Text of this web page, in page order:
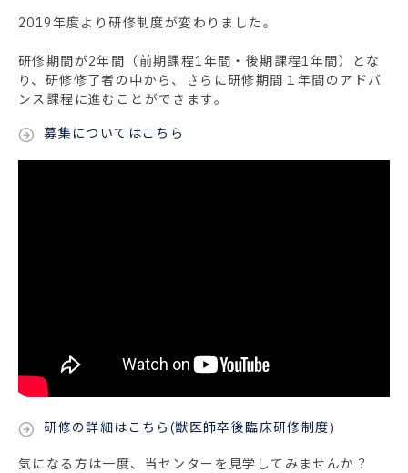
2019年度より研修制度が変わりました。
研修期間が2年間（前期課程1年間・後期課程1年間）とな
り、研修修了者の中から、さらに研修期間１年間のアドバ
ンス課程に進むことができます。
募集についてはこちら
研修の詳細はこちら(獣医師卒後臨床研修制度)
気になる方は一度、当センターを見学してみませんか？